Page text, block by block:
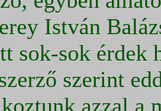
István
sok-sok érdek
szerint
azzal a